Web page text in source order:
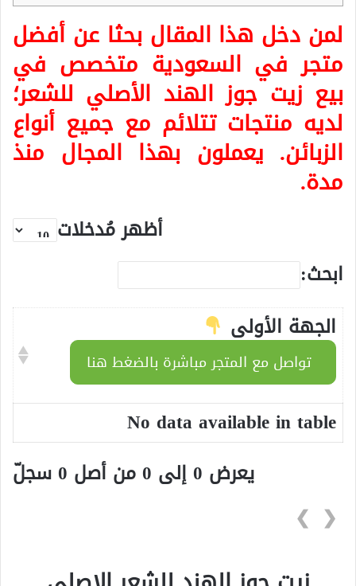
لمن دخل هذا المقال بحثا عن أفضل
متجر في السعودية متخصص في
بيع زيت جوز الهند الأصلي للشعر؛
لديه منتجات تتلائم مع جميع أنواع
الزبائن. يعملون بهذا المجال منذ
مدة.
أظهر مُدخلات
ابحث:
الجهة الأولى
تواصل مع المتجر مباشرة بالضغط هنا
No data available in table
يعرض 0 إلى 0 من أصل 0 سجلّ
❮
❯